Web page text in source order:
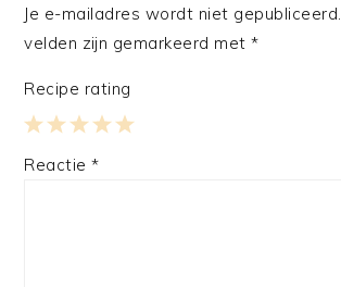
Je e-mailadres wordt niet gepubliceerd.
velden zijn gemarkeerd met*
Recipe rating
4
3
2
1
Reactie*